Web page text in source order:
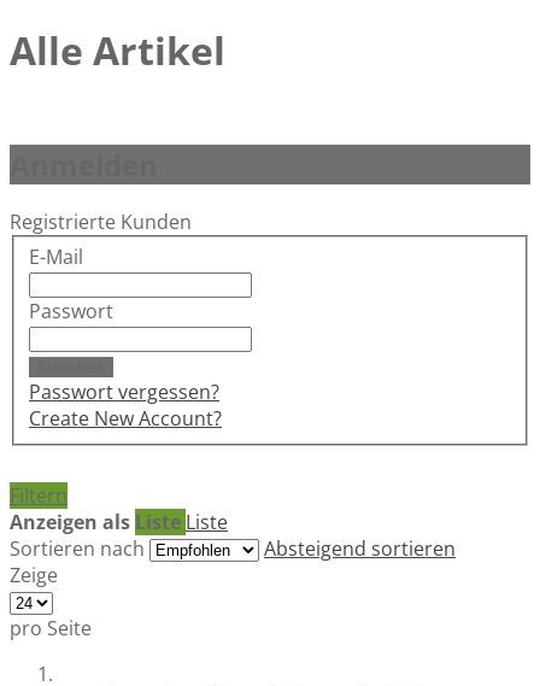
Alle Artikel
Registrierte Kunden
E-Mail
Passwort
Passwort vergessen?
Create New Account?
Filtern
Anzeigen als Liste Liste
Sortieren nach
Absteigend sortieren
Zeige
pro Seite